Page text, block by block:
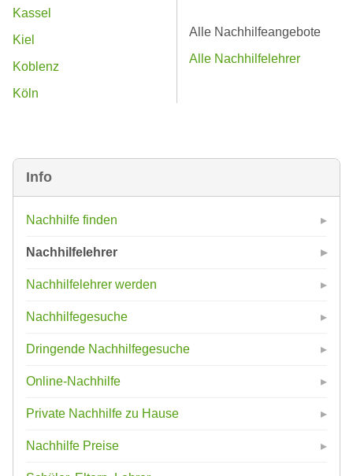
Info
Nachhilfe finden
Nachhilfelehrer
Nachhilfelehrer werden
Nachhilfegesuche
Dringende Nachhilfegesuche
Online-Nachhilfe
Private Nachhilfe zu Hause
Nachhilfe Preise
Kassel
Kiel
Koblenz
Köln
Alle Nachhilfeangebote
Alle Nachhilfelehrer